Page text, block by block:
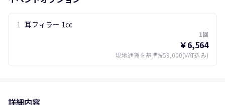
1 耳フィラー 1cc
1回
￥6,564
現地通貨を基準:₩59,000(VAT込み)
詳細内容